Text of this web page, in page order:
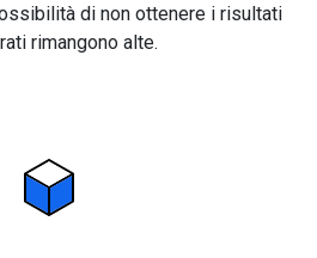
di non ottenere i risultati
rimangono alte.